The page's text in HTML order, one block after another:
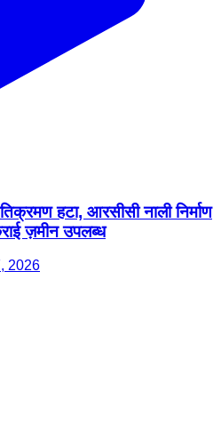
हटा, आरसीसी नाली निर्माण
ज़मीन उपलब्ध
2026